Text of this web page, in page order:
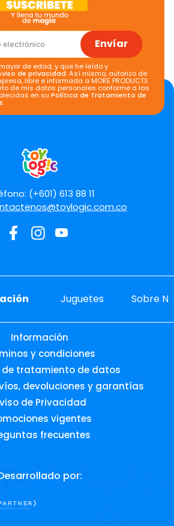
Envíar
de edad, y que he leído y
de privacidad. Así mismo, autorizo de
libre e informada a MORE PRODUCTS
de mis datos personales conforme a las
en suPolítica de Tratamiento de
.
(+601) 613 88 11
Juguetes Sobre
Información
y condiciones
de tratamiento de datos
devoluciones y garantías
de Privacidad
vigentes
frecuentes
por: